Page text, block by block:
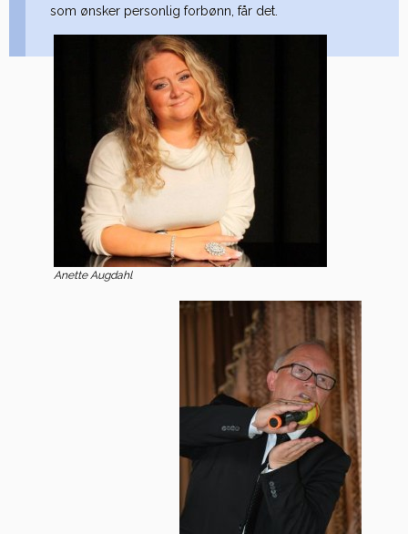
som ønsker personlig forbønn, får det.
Anette Augdahl